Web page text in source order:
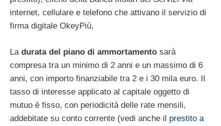
internet, cellulare e telefono che attivano il servizio di
firma digitale OkeyPiù,
La durata del piano di ammortamento sarà
compresa tra un minimo di 2 anni e un massimo di 6
anni, con importo finanziabile tra 2 e i 30 mila euro. Il
tasso di interesse applicato al capitale oggetto di
mutuo è fisso, con periodicità delle rate mensili,
addebitate su conto corrente (vedi anche il prestito a